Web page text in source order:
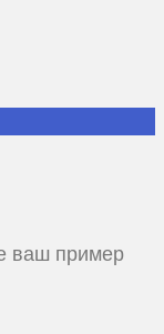
ваш пример